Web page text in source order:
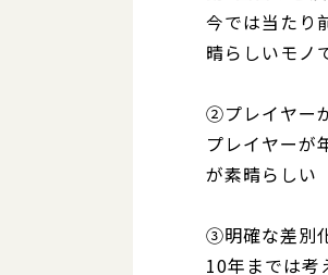
今では当たり
晴らしいモノ
②プレイヤー
プレイヤーが
が素晴らしい
③明確な差別
10年までは考